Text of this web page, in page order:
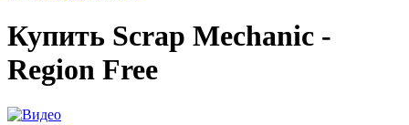
Купить Scrap Mechanic -
Region Free